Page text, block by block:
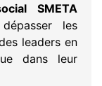
SMETA
les
leaders en
dans leur